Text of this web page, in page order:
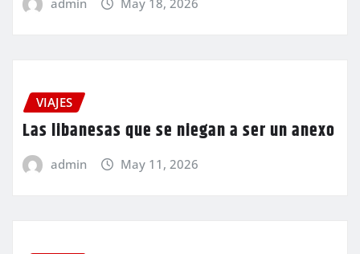
admin May 18, 2026
VIAJES
Las libanesas que se niegan a ser un anexo
admin May 11, 2026